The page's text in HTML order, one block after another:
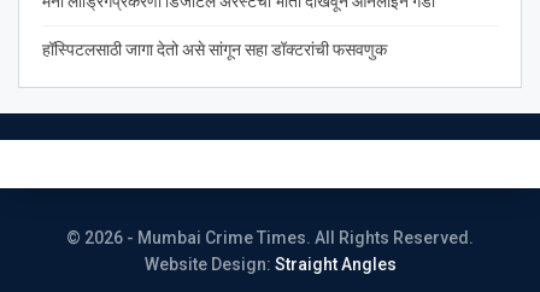
हॉस्पिटलसाठी जागा देतो असे सांगून सहा डॉक्टरांची फसवणुक
© 2026 - Mumbai Crime Times. All Rights Reserved.
Website Design: Straight Angles